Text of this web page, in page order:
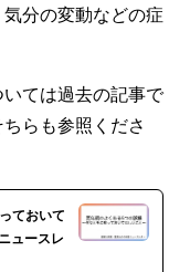
分の変動などの症
ては過去の記事で
らも参照くださ
ておいて
ュースレ